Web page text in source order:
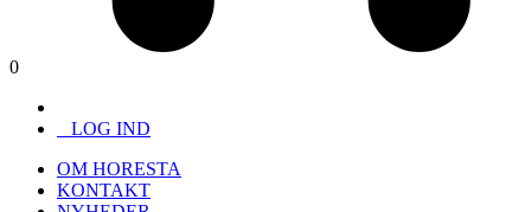
0
LOG IND
OM HORESTA
KONTAKT